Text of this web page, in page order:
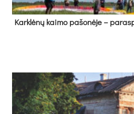
Kark­lė­nų kai­mo pa­šo­nė­je –